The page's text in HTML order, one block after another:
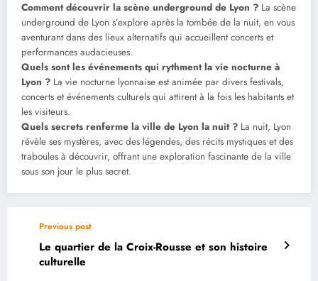
Comment découvrir la scène underground de Lyon ? La scène
underground de Lyon s’explore après la tombée de la nuit, en vous
aventurant dans des lieux alternatifs qui accueillent concerts et
performances audacieuses.
Quels sont les événements qui rythment la vie nocturne à
Lyon ? La vie nocturne lyonnaise est animée par divers festivals,
concerts et événements culturels qui attirent à la fois les habitants et
les visiteurs.
Quels secrets renferme la ville de Lyon la nuit ? La nuit, Lyon
révèle ses mystères, avec des légendes, des récits mystiques et des
traboules à découvrir, offrant une exploration fascinante de la ville
sous son jour le plus secret.
Previous post
Le quartier de la Croix-Rousse et son histoire
culturelle